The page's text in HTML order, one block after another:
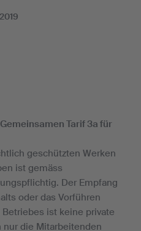
Tarif 3a für
geschützten Werken
ist gemäss
Der Empfang
oder das Vorführen
ist keine private
nur die Mitarbeitenden